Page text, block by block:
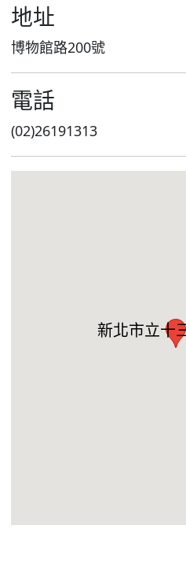
地址
博物館路200號
電話
(02)26191313
新北市立十